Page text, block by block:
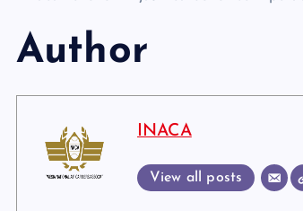
Author
INACA
View all posts